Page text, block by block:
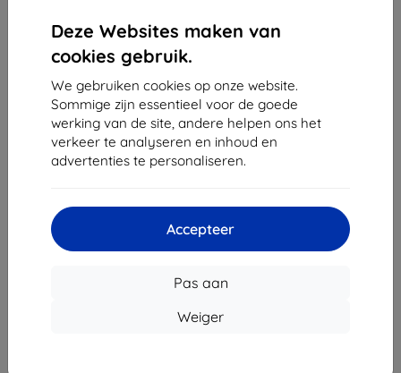
Deze Websites maken van
cookies gebruik.
We gebruiken cookies op onze website.
Sommige zijn essentieel voor de goede
werking van de site, andere helpen ons het
verkeer te analyseren en inhoud en
advertenties te personaliseren.
Accepteer
Pas aan
Weiger
Ulica Rudolfa Mocka 3750/2A
841 04 Bratislava
SK2023549671